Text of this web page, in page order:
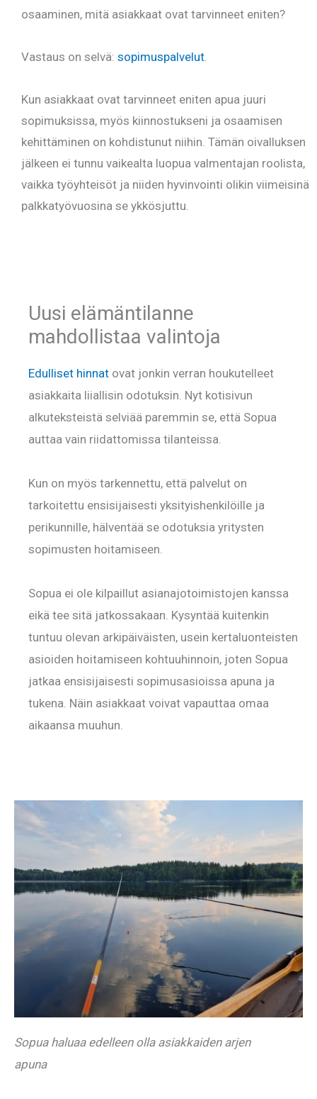
osaaminen, mitä asiakkaat ovat tarvinneet eniten?
Vastaus on selvä: sopimuspalvelut.
Kun asiakkaat ovat tarvinneet eniten apua juuri
sopimuksissa, myös kiinnostukseni ja osaamisen
kehittäminen on kohdistunut niihin. Tämän oivalluksen
jälkeen ei tunnu vaikealta luopua valmentajan roolista,
vaikka työyhteisöt ja niiden hyvinvointi olikin viimeisinä
palkkatyövuosina se ykkösjuttu.
Uusi elämäntilanne
mahdollistaa valintoja
Edulliset hinnat ovat jonkin verran houkutelleet
asiakkaita liiallisin odotuksin. Nyt kotisivun
alkuteksteistä selviää paremmin se, että Sopua
auttaa vain riidattomissa tilanteissa.
Kun on myös tarkennettu, että palvelut on
tarkoitettu ensisijaisesti yksityishenkilöille ja
perikunnille, hälventää se odotuksia yritysten
sopimusten hoitamiseen.
Sopua ei ole kilpaillut asianajotoimistojen kanssa
eikä tee sitä jatkossakaan. Kysyntää kuitenkin
tuntuu olevan arkipäiväisten, usein kertaluonteisten
asioiden hoitamiseen kohtuuhinnoin, joten Sopua
jatkaa ensisijaisesti sopimusasioissa apuna ja
tukena. Näin asiakkaat voivat vapauttaa omaa
aikaansa muuhun.
Sopua haluaa edelleen olla asiakkaiden arjen
apuna